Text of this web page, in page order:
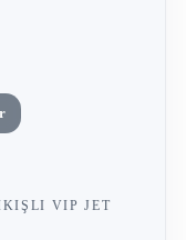
VIP JET